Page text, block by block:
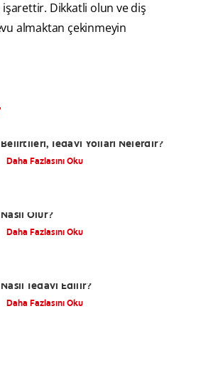
işarettir. Dikkatli olun ve diş
almaktan çekinmeyin
Belirtileri, Tedavi Yolları Nelerdir?
Daha Fazlasını Oku
Nasıl Olur?
Daha Fazlasını Oku
Nasıl Tedavi Edilir?
Daha Fazlasını Oku